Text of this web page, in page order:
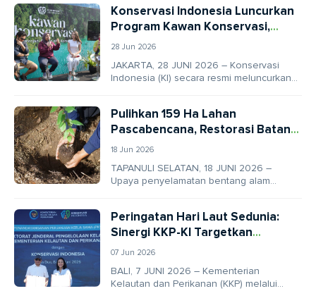
Konservasi Indonesia Luncurkan
Program Kawan Konservasi,
Sederet Artis Ini Ajak Jaga Alam
28 Jun 2026
JAKARTA, 28 JUNI 2026 – Konservasi
Indonesia (KI) secara resmi meluncurkan
pelestarian alam...
Pulihkan 159 Ha Lahan
Pascabencana, Restorasi Batang
Toru Fokus Lindungi Habitat
18 Jun 2026
TAPANULI SELATAN, 18 JUNI 2026 –
Upaya penyelamatan bentang alam
Peringatan Hari Laut Sedunia:
Sinergi KKP-KI Targetkan
Penguatan Ekosistem Laut dari
07 Jun 2026
BALI, 7 JUNI 2026 – Kementerian
Kelautan dan Perikanan (KKP) melalui